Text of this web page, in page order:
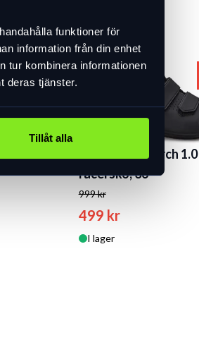
funktioner för
information från din enhet
tur kombinera informationen
deras tjänster.
Tillåt alla
-50 %
Specialized Torch 1.0
racersko, 36
999 kr
499 kr
I lager